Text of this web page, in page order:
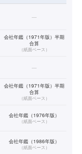
—
会社年鑑（1971年版）半期
合算
（紙面ベース）
—
会社年鑑（1971年版）半期
合算
（紙面ベース）
会社年鑑（1976年版）
（紙面ベース）
会社年鑑（1986年版）
（紙面ベース）